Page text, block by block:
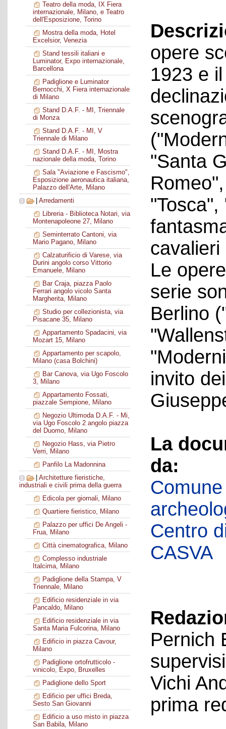
Teatro della moda, IX Fiera
internazionale, Milano, e Teatro
dell'Esposizione, Torino
Mostra della moda, Hotel
Excelsior, Venezia
Stand tessili italiani e
Luminator, Expo internazionale,
Barcellona
Padiglione e Luminator
Bernocchi, X Fiera internazionale
di Milano
Stand D.A.F. - MI, Triennale
di Monza
Stand D.A.F. - MI, V
Triennale di Milano
Stand D.A.F. - MI, Mostra
nazionale della moda, Torino
Sala "Aviazione e Fascismo",
Esposizione aeronautica italiana,
Palazzo dell'Arte, Milano
Arredamenti
Libreria - Biblioteca Notari, via
Montenapoleone 27, Milano
Seminterrato Cantoni, via
Mario Pagano, Milano
Calzaturificio di Varese, via
Durini angolo corso Vittorio
Emanuele, Milano
Bar Craja, piazza Paolo
Ferrari angolo vicolo Santa
Margherita, Milano
Studio per collezionista, via
Pisacane 35, Milano
Appartamento Spadacini, via
Mozart 15, Milano
Appartamento per scapolo,
Milano (casa Bolchini)
Bar Canova, via Ugo Foscolo
3, Milano
Appartamento Fossati,
piazzale Sempione, Milano
Negozio Ultimoda D.A.F. - Mi,
via Ugo Foscolo 2 angolo piazza
del Duomo, Milano
Negozio Hass, via Pietro
Verri, Milano
Panfilo La Madonnina
Architetture fieristiche,
industriali e civili prima della guerra
Edicola per giornali, Milano
Quartiere fieristico, Milano
Palazzo per uffici De Angeli -
Frua, Milano
Città cinematografica, Milano
Complesso industriale
Italcima, Milano
Padiglione della Stampa, V
Triennale, Milano
Edificio residenziale in via
Pancaldo, Milano
Edificio residenziale in via
Santa Maria Fulcorina, Milano
Edificio in piazza Cavour,
Milano
Padiglione ortofrutticolo -
vinicolo, Expo, Bruxelles
Padiglione dello Sport
Edificio per uffici Breda,
Sesto San Giovanni
Edificio a uso misto in piazza
San Babila, Milano
opere
1923 e
"Santa
Le
serie
Berlino
invito
La
da:
Centro
CASVA
Pernich
Vichi
prima